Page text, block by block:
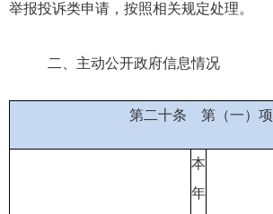
举报投诉类申请，按照相关规定处理。
二、主动公开政府信息情况
第二十条 第（一）项
本
年